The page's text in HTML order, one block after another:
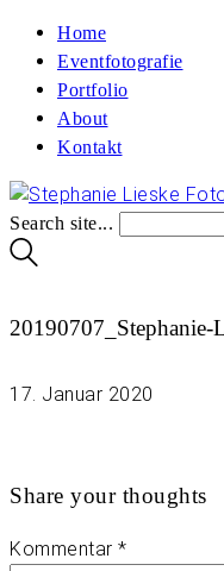
Home
Eventfotografie
Portfolio
About
Kontakt
Search site...
17. Januar 2020
Share your thoughts
Kommentar *